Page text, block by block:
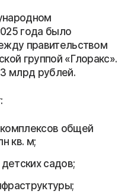
года было
правительством
группой «Глоракс».
млрд рублей.
общей
кв. м;
садов;